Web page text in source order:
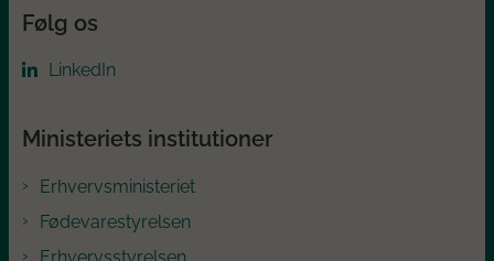
Følg os
LinkedIn
Ministeriets institutioner
Erhvervsministeriet
Fødevarestyrelsen
Erhvervsstyrelsen